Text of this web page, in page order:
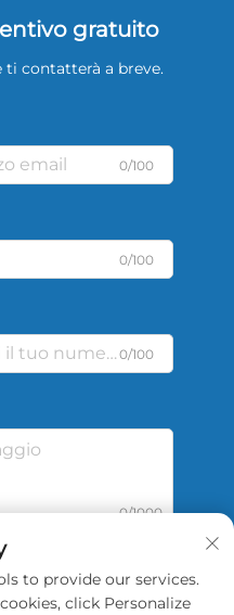
gratuito
ti contatterà a breve.
0/100
0/100
0/100
0/1000
to provide our services.
click Personalize